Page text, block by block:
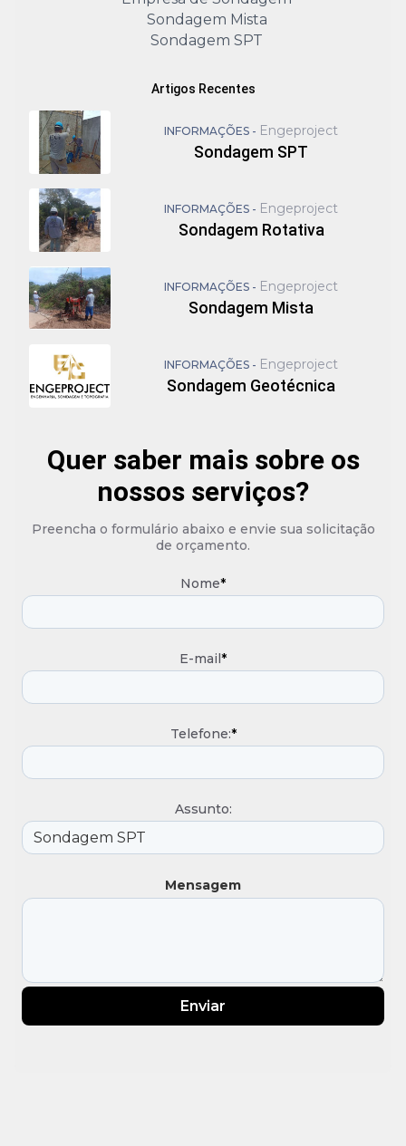
Sondagem Mista
Sondagem SPT
Artigos Recentes
INFORMAÇÕES - Engeproject
Sondagem SPT
INFORMAÇÕES - Engeproject
Sondagem Rotativa
INFORMAÇÕES - Engeproject
Sondagem Mista
INFORMAÇÕES - Engeproject
Sondagem Geotécnica
Quer saber mais sobre os
nossos serviços?
Preencha o formulário abaixo e envie sua solicitação
de orçamento.
Nome*
E-mail*
Telefone:*
Assunto:
Mensagem
Enviar